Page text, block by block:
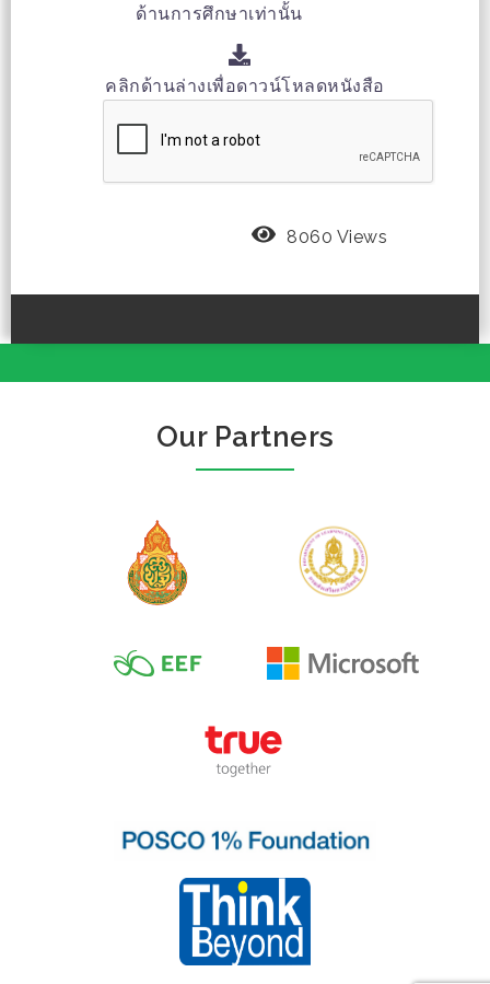
ด้านการศึกษาเท่านั้น
คลิกด้านล่างเพื่อดาวน์โหลดหนังสือ
8060 Views
Our Partners